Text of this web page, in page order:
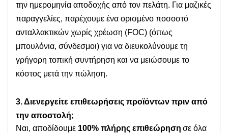
την ημερομηνία αποδοχής από τον πελάτη. Για μαζικές
παραγγελίες, παρέχουμε ένα ορισμένο ποσοστό
ανταλλακτικών χωρίς χρέωση (FOC) (όπως
μπουλόνια, σύνδεσμοι) για να διευκολύνουμε τη
γρήγορη τοπική συντήρηση και να μειώσουμε το
κόστος μετά την πώληση.
3. Διενεργείτε επιθεωρήσεις προϊόντων πριν από
την αποστολή;
Ναι, αποδίδουμε 100% πλήρης επιθεώρηση σε όλα